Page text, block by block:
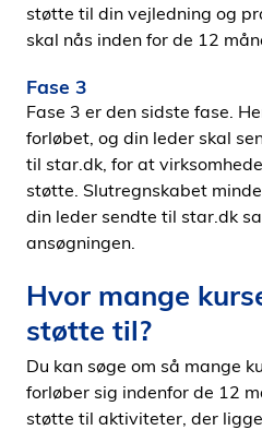
støtte til din vejledning og
skal nås inden for de 12
Fase 3
Fase 3 er den sidste fase.
forløbet, og din leder skal
til star.dk, for at
støtte. Slutregnskabet
din leder sendte til star.dk
ansøgningen.
Hvor mange
støtte til?
Du kan søge om så mange
forløber sig indenfor de 12
støtte til aktiviteter, der